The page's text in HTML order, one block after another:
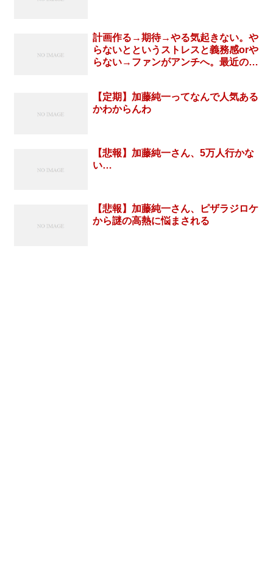
計画作る→期待→やる気起きない。や
らないとというストレスと義務感orや
らない→ファンがアンチへ。最近の加
【定期】加藤純一ってなんで人気ある
かわからんわ
【悲報】加藤純一さん、5万人行かな
い…
【悲報】加藤純一さん、ピザラジロケ
から謎の高熱に悩まされる